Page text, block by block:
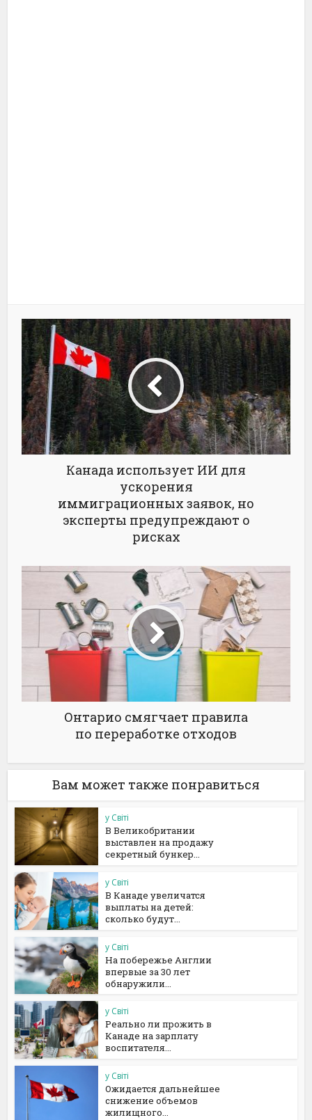
Канада использует ИИ для
ускорения
иммиграционных заявок, но
эксперты предупреждают о
рисках
Онтарио смягчает правила
по переработке отходов
Вам может также понравиться
у Світі
В Великобритании
выставлен на продажу
секретный бункер...
у Світі
В Канаде увеличатся
выплаты на детей:
сколько будут...
у Світі
На побережье Англии
впервые за 30 лет
обнаружили...
у Світі
Реально ли прожить в
Канаде на зарплату
воспитателя...
у Світі
Ожидается дальнейшее
снижение объемов
жилищного...